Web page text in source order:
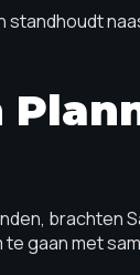
standhoudt
brachten
gaan met